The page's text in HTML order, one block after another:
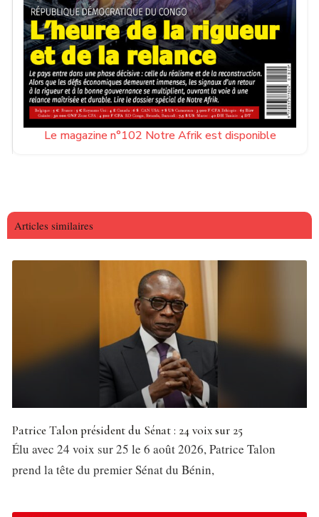
Le magazine n°102 Notre Afrik est disponible
Articles similaires
Patrice Talon président du Sénat : 24 voix sur 25
Élu avec 24 voix sur 25 le 6 août 2026, Patrice Talon
prend la tête du premier Sénat du Bénin,